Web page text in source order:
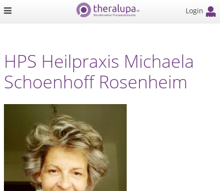
Login
HPS Heilpraxis Michaela
Schoenhoff Rosenheim